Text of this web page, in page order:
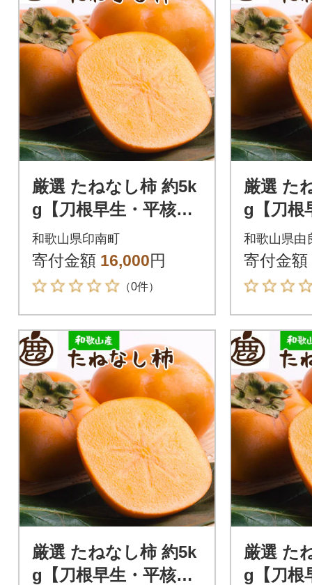
厳選 たねなし柿 約5k
g【刀根早生・平核無
柿(ひらたねなしか
き)】
和歌山県印南町
寄付金額 16,000円
（0件）
厳選 た
g【刀根
柿(ひら
き)】
和歌山県由
寄付金額
厳選 たねなし柿 約5k
g【刀根早生・平核無
厳選 た
g【刀根